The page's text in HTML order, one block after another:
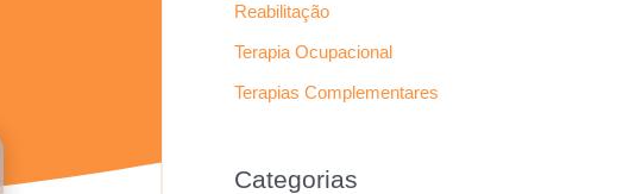
Reabilitação
Terapia Ocupacional
Terapias Complementares
Categorias